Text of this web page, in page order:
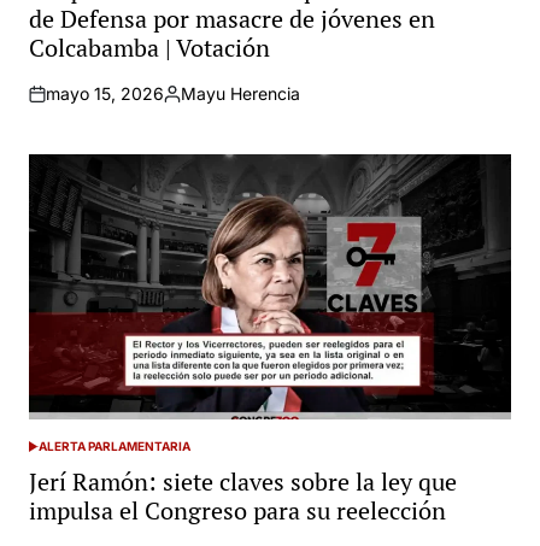
de Defensa por masacre de jóvenes en
Colcabamba | Votación
mayo 15, 2026
Posted
Mayu Herencia
POSTED
IN
ALERTA PARLAMENTARIA
Jerí Ramón: siete claves sobre la ley que
impulsa el Congreso para su reelección